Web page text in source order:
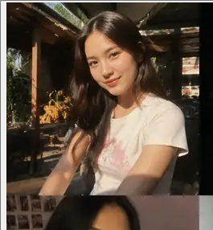
FreeGPT2
AI 도구
Explore
블로그
요금제
ko언어 변경